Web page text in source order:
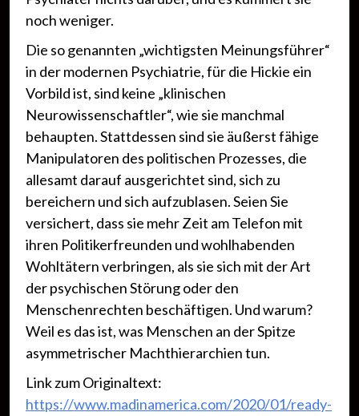
noch weniger.
Die so genannten „wichtigsten Meinungsführer“
in der modernen Psychiatrie, für die Hickie ein
Vorbild ist, sind keine „klinischen
Neurowissenschaftler“, wie sie manchmal
behaupten. Stattdessen sind sie äußerst fähige
Manipulatoren des politischen Prozesses, die
allesamt darauf ausgerichtet sind, sich zu
bereichern und sich aufzublasen. Seien Sie
versichert, dass sie mehr Zeit am Telefon mit
ihren Politikerfreunden und wohlhabenden
Wohltätern verbringen, als sie sich mit der Art
der psychischen Störung oder den
Menschenrechten beschäftigen. Und warum?
Weil es das ist, was Menschen an der Spitze
asymmetrischer Machthierarchien tun.
Link zum Originaltext:
https://www.madinamerica.com/2020/01/ready-